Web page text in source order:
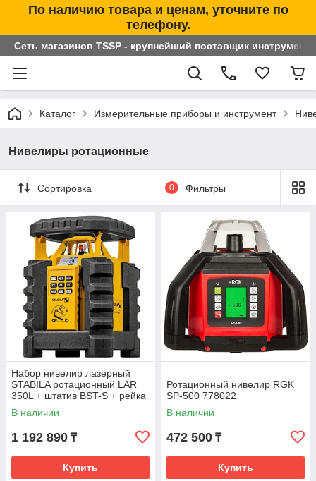
По наличию товара и ценам, уточните по
телефону.
Сеть магазинов TSSP - крупнейший поставщик
Каталог Измерительные приборы и инструмент
Нивелиры ротационные
Сортировка 0 Фильтры
Набор нивелир лазерный
STABILA ротационный LAR
350L + штатив BST-S + рейка
NL 19111
В наличии
1 192 890 ₸
Купить
Ротационный нивелир RGK
SP-500 778022
В наличии
472 500 ₸
Купить